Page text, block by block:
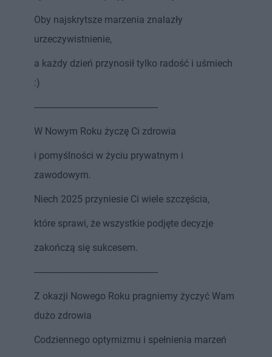
Oby najskrytsze marzenia znalazły
urzeczywistnienie,
a każdy dzień przynosił tylko radość i uśmiech
:)
---------------------------------------------------
W Nowym Roku życzę Ci zdrowia
i pomyślności w życiu prywatnym i
zawodowym.
Niech 2025 przyniesie Ci wiele szczęścia,
które sprawi, że wszystkie podjęte decyzje
zakończą się sukcesem.
---------------------------------------------------
Z okazji Nowego Roku pragniemy życzyć Wam
dużo zdrowia
Codziennego optymizmu i spełnienia marzeń